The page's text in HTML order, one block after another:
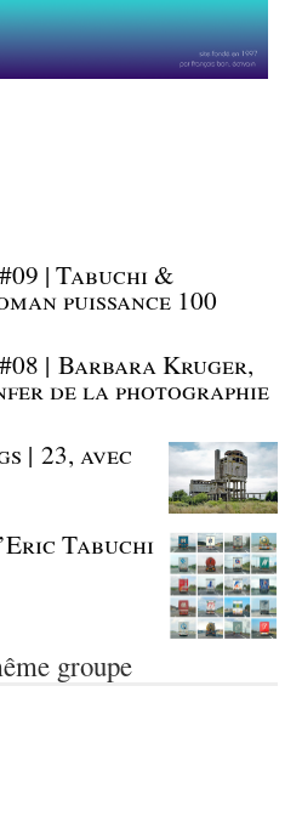
| Tabuchi &
puissance 100
| Barbara Kruger,
de la photographie
| 23, avec
Tabuchi
groupe